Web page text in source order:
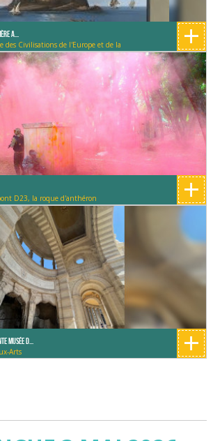
a...
des Civilisations de l'Europe et de la
+
D23, la roque d'anthéron +
Musée d...
Arts +